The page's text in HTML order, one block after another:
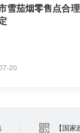
雪茄烟零售点合
20
【国